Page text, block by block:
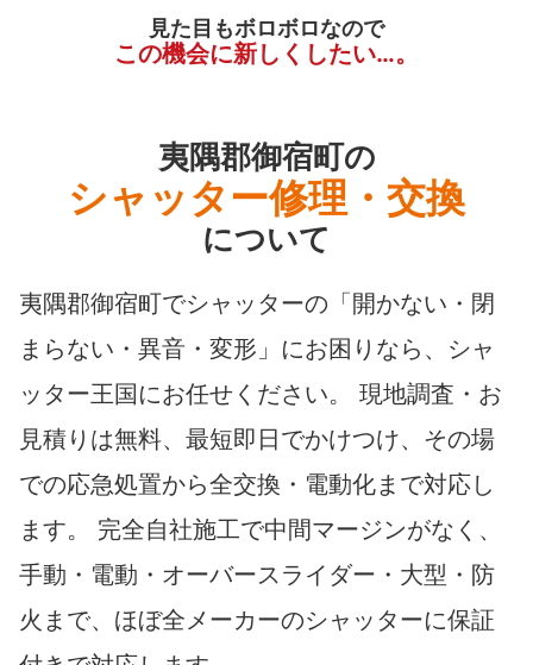
見た目もボロボロなので
この機会に新しくしたい…。
夷隅郡御宿町の
シャッター修理・交換
について
夷隅郡御宿町でシャッターの「開かない・閉
まらない・異音・変形」にお困りなら、シャ
ッター王国にお任せください。 現地調査・お
見積りは無料、最短即日でかけつけ、その場
での応急処置から全交換・電動化まで対応し
ます。 完全自社施工で中間マージンがなく、
手動・電動・オーバースライダー・大型・防
火まで、ほぼ全メーカーのシャッターに保証